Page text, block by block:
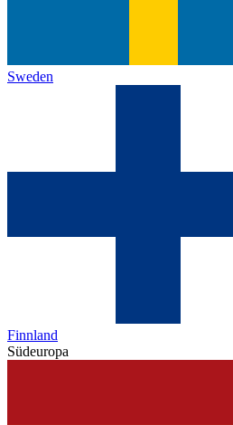
Sweden
Finnland
Südeuropa